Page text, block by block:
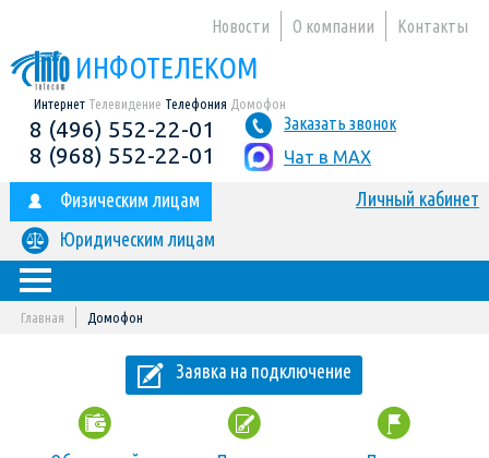
Новости О компании Контакты
ИНФОТЕЛЕКОМ
Интернет Телевидение Телефония Домофон
8 (496) 552-22-01
8 (968) 552-22-01
Заказать звонок
Чат в MAX
Личный кабинет
Физическим лицам
Юридическим лицам
Главная Домофон
Заявка на подключение